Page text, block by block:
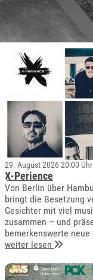
29. August 2026 20:00
X-Perience
Von Berlin über
bringt die Besetzung
Gesichter mit viel
zusammen – und
bemerkenswerte neue
weiter lesen